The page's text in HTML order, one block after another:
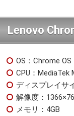
Lenovo
OS：Chrome OS
CPU：MediaTek
ディスプレイサ
解像度：
メモリ：4GB